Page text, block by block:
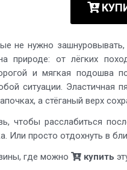
не нужно
природе: от лёгких
и мягкая подошва
ситуации. Эластичная
а стёганый верх
чтобы расслабиться
Или просто отдохнуть в
где можно
купить